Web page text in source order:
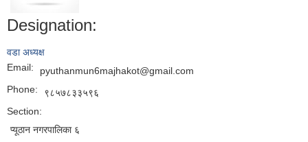
Designation:
वडा अध्यक्ष
Email:
pyuthanmun6majhakot@gmail.com
Phone:
९८५७८३३५९६
Section:
प्यूठान नगरपालिका ६